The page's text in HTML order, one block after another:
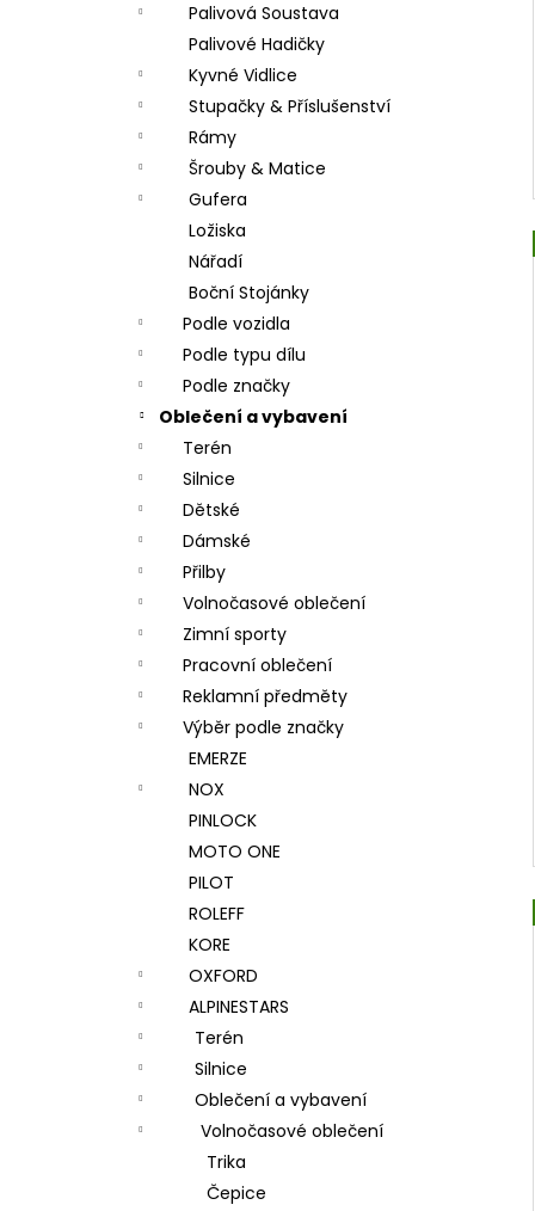
Palivová Soustava
Palivové Hadičky
Kyvné Vidlice
Stupačky & Příslušenství
Rámy
Šrouby & Matice
Gufera
Ložiska
Nářadí
Boční Stojánky
Podle vozidla
Podle typu dílu
Podle značky
Oblečení a vybavení
Terén
Silnice
Dětské
Dámské
Přilby
Volnočasové oblečení
Zimní sporty
Pracovní oblečení
Reklamní předměty
Výběr podle značky
EMERZE
NOX
PINLOCK
MOTO ONE
PILOT
ROLEFF
KORE
OXFORD
ALPINESTARS
Terén
Silnice
Oblečení a vybavení
Volnočasové oblečení
Trika
Čepice